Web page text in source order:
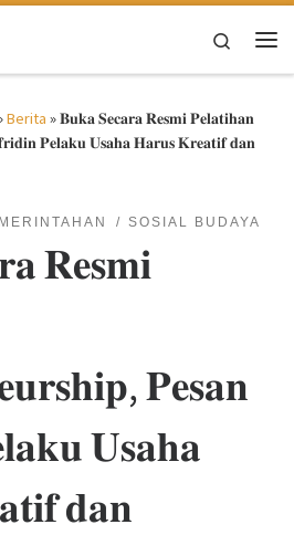
Search
Berita »𝐁𝐮𝐤𝐚 𝐒𝐞𝐜𝐚𝐫𝐚 𝐑𝐞𝐬𝐦𝐢 𝐏𝐞𝐥𝐚𝐭𝐢𝐡𝐚𝐧
𝐏𝐞𝐥𝐚𝐤𝐮 𝐔𝐬𝐚𝐡𝐚 𝐇𝐚𝐫𝐮𝐬 𝐊𝐫𝐞𝐚𝐭𝐢𝐟 𝐝𝐚𝐧
SOSIAL BUDAYA
𝐑𝐞𝐬𝐦𝐢
𝐏𝐞𝐬𝐚𝐧
𝐔𝐬𝐚𝐡𝐚
𝐝𝐚𝐧